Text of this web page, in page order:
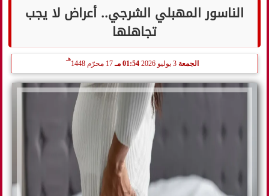
الناسور المهبلي الشرجي.. أعراض لا يجب
تجاهلها
الجمعة 3 يوليو 2026 01:54 مـ 17 محرّم 1448
هـ